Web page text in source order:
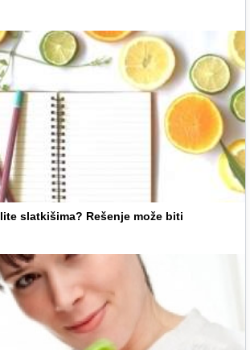
slatkišima? Rešenje može biti